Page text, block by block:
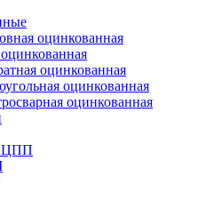
оцинкованная
оцинкованная
оцинкованная
оцинкованная
ЦПП